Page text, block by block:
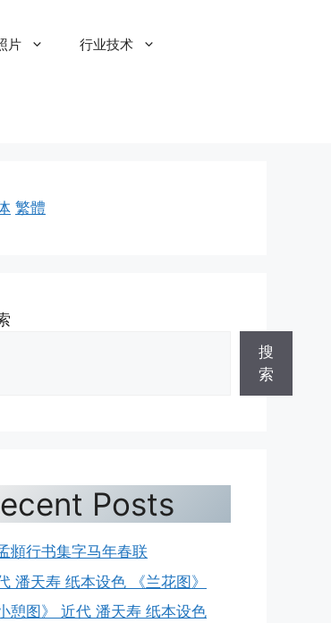
片 行业技术
繁體
搜
索
Posts
頫行书集字马年春联
潘天寿 纸本设色 《兰花图》
小憩图》 近代 潘天寿 纸本设色